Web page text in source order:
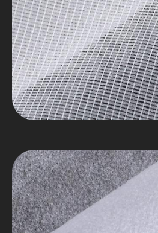
Nylon
Polyester
Campuran
Bukan
Tenunan
Siri
5